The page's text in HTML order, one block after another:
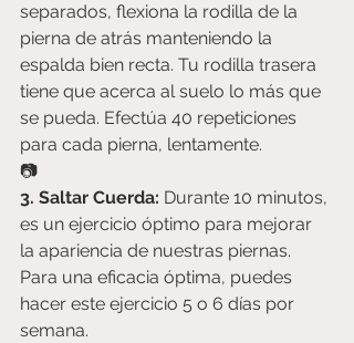
separados, flexiona la rodilla de la
pierna de atrás manteniendo la
espalda bien recta. Tu rodilla trasera
tiene que acerca al suelo lo más que
se pueda. Efectúa 40 repeticiones
para cada pierna, lentamente.
📷
3. Saltar Cuerda: Durante 10 minutos,
es un ejercicio óptimo para mejorar
la apariencia de nuestras piernas.
Para una eficacia óptima, puedes
hacer este ejercicio 5 o 6 días por
semana.